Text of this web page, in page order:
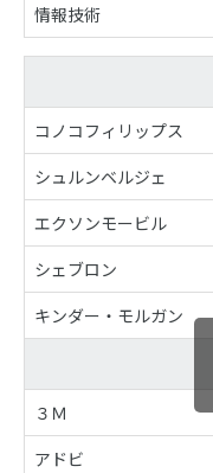
情報技術
コノコフィリップス
シュルンベルジェ
エクソンモービル
シェブロン
キンダー・モルガン
３Ｍ
アドビ